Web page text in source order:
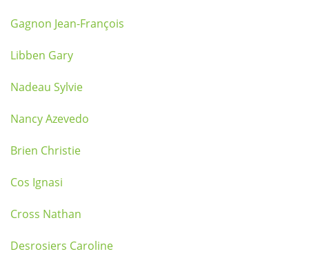
Gagnon Jean-François
Libben Gary
Nadeau Sylvie
Nancy Azevedo
Brien Christie
Cos Ignasi
Cross Nathan
Desrosiers Caroline